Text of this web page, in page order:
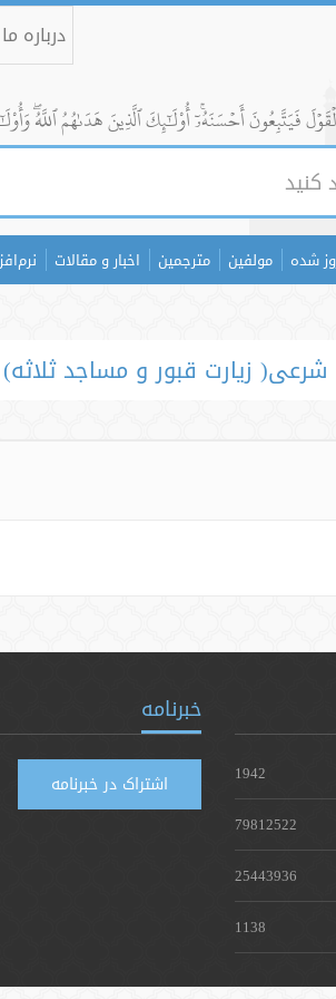
درباره ما
فَيَتَّبِعُونَ أَحۡسَنَهُۥٓۚ أُوْلَٰٓئِكَ ٱلَّذِينَ هَدَىٰهُمُ ٱللَّهُۖ
شده مولفین مترجمین اخبار و مقالات
شرعی( زیارت قبور و مساجد ثلاثه)
1942
79812522
25443936
1138
خبرنامه
اشتراک در خبرنامه